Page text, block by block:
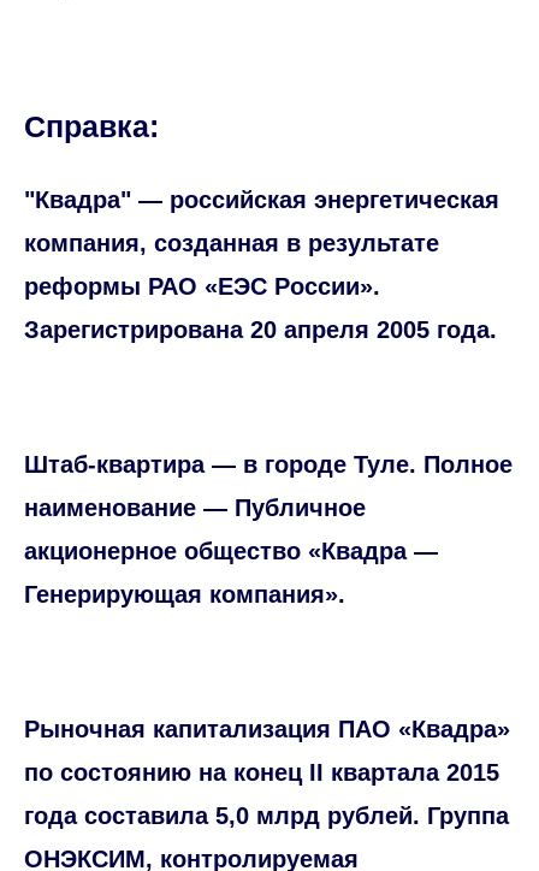
Справка:
"Квадра" — российская энергетическая
компания, созданная в результате
реформы РАО «ЕЭС России».
Зарегистрирована 20 апреля 2005 года.
Штаб-квартира — в городе Туле. Полное
наименование — Публичное
акционерное общество «Квадра —
Генерирующая компания».
Рыночная капитализация ПАО «Квадра»
по состоянию на конец II квартала 2015
года составила 5,0 млрд рублей. Группа
ОНЭКСИМ, контролируемая